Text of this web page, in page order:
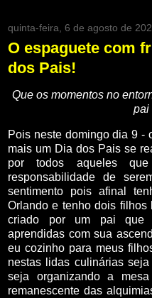
quinta-feira, 6 de agosto de
O espaguete com
dos Pais!
Que os momentos no
pai
Pois neste domingo dia 9 -
mais um Dia dos Pais se
por todos aqueles
responsabilidade de
sentimento pois afinal
Orlando e tenho dois
criado por um pai que
aprendidas com sua
eu cozinho para meus
nestas lidas culinárias
seja organizando a
remanescente das